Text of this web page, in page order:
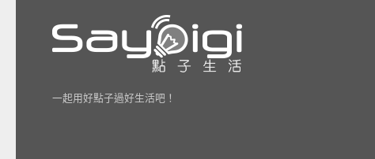
一起用好點子過好生活吧！